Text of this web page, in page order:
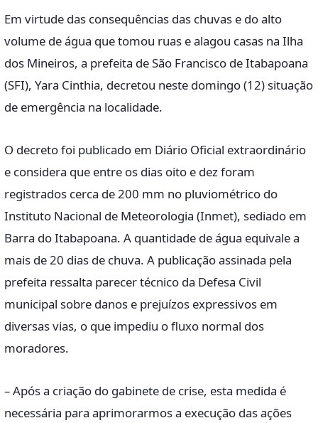
Em virtude das consequências das chuvas e do alto
volume de água que tomou ruas e alagou casas na Ilha
dos Mineiros, a prefeita de São Francisco de Itabapoana
(SFI), Yara Cinthia, decretou neste domingo (12) situação
de emergência na localidade.
O decreto foi publicado em Diário Oficial extraordinário
e considera que entre os dias oito e dez foram
registrados cerca de 200 mm no pluviométrico do
Instituto Nacional de Meteorologia (Inmet), sediado em
Barra do Itabapoana. A quantidade de água equivale a
mais de 20 dias de chuva. A publicação assinada pela
prefeita ressalta parecer técnico da Defesa Civil
municipal sobre danos e prejuízos expressivos em
diversas vias, o que impediu o fluxo normal dos
moradores.
– Após a criação do gabinete de crise, esta medida é
necessária para aprimorarmos a execução das ações